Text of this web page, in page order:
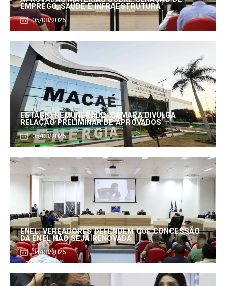
EMPREGO, SAÚDE E INFRAESTRUTURA
05/08/2026
ESTÁGIO REMUNERADO: CÂMARA DIVULGA
RELAÇÃO PRELIMINAR DE APROVADOS
05/08/2026
ENEL: VEREADORES DEFENDEM QUE CONCESSÃO
DA ENEL NÃO SEJA RENOVADA
04/08/2026